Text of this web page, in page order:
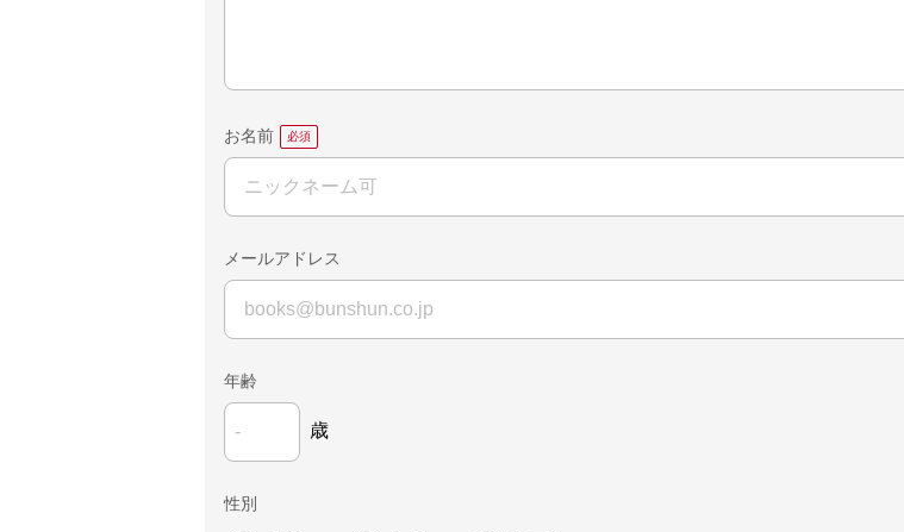
お名前
メールアドレス
年齢
歳
性別